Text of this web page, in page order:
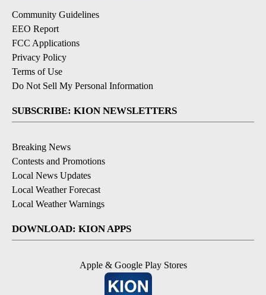
Community Guidelines
EEO Report
FCC Applications
Privacy Policy
Terms of Use
Do Not Sell My Personal Information
SUBSCRIBE: KION NEWSLETTERS
Breaking News
Contests and Promotions
Local News Updates
Local Weather Forecast
Local Weather Warnings
DOWNLOAD: KION APPS
Apple & Google Play Stores